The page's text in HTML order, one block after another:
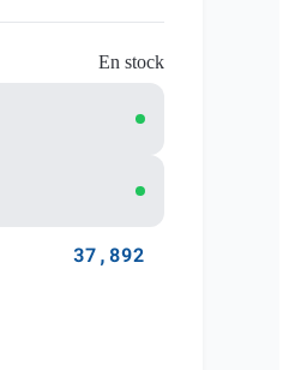
En stock
37,892